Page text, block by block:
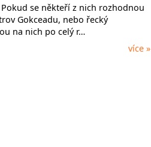
se někteří z nich rozhodnou
Gokceadu, nebo řecký
na nich po celý r…
více »